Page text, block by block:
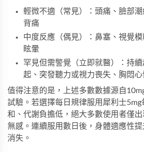
輕微不適（常見）：頭痛、臉部潮
背痛
中度反應（偶見）：鼻塞、視覺
眩暈
罕見但需警覺（立即就醫）：持
起、突發聽力或視力喪失、胸悶
值得注意的是，上述多數數據源自
試驗。若選擇每日規律服用 犀利士5mg
和、代謝負擔低，絕大多數使用者僅
無感。連續服用數日後，身體適應性
消失。